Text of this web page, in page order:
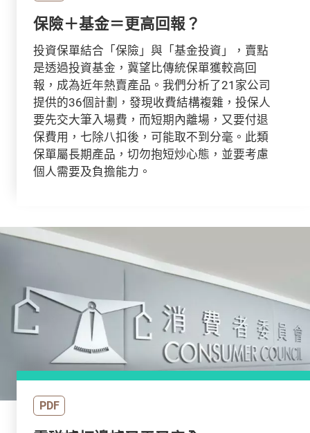
保險＋基金＝更高回報？
投資保單結合「保險」與「基金投資」，賣點
是透過投資基金，冀望比傳統保單獲較高回
報，成為近年熱賣產品。我們分析了21家公司
提供的36個計劃，發現收費結構複雜，投保人
要先交大筆入場費，而短期內離場，又要付退
保費用，七除八扣後，可能取不到分毫。此類
保單屬長期產品，切勿抱短炒心態，並要考慮
個人需要及負擔能力。
PDF